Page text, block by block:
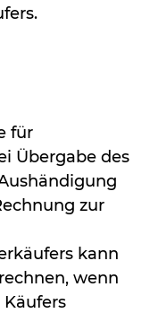
für
Übergabe des
zur
kann
wenn